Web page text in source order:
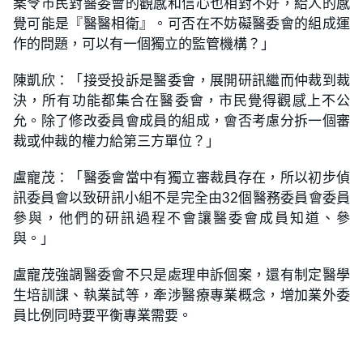
覺可能是『醫醫相衛』。可否在不妨礙醫委會的組成運
作的問題，可以有一個獨立的監管機構？」
陳凱欣：「接受投訴是醫委會，展開研訊繼而仲裁到裁
決，所有功能都集合在醫委會，市民覺得觀感上不公
允。除了修改委員會成員的組成，會否考慮分拆一個審
裁或仲裁的權力給第三方單位？」
盧寵茂：「醫委會當中有獨立審裁員存在，所以初步偵
訊委員會以致研訊小組不是完全由32個醫務委員會委員
參與，他們的研訊過程不會讓醫委會成員知道、參
與。」
盧寵茂強調醫委會不只是處理申訴個案，還有制定醫學
生培訓課、執業試等，牽涉醫療專業概念，增加業外委
員比例同時要平衡專業需要。